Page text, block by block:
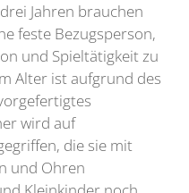
Jahren brauchen
feste Bezugsperson,
und Spieltätigkeit zu
Alter ist aufgrund des
wird auf
die sie mit
und Ohren